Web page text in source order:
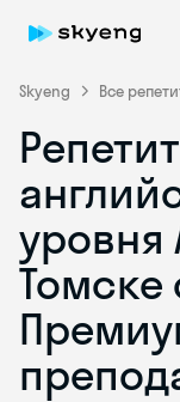
Skyeng Все
уровня
Томске
online